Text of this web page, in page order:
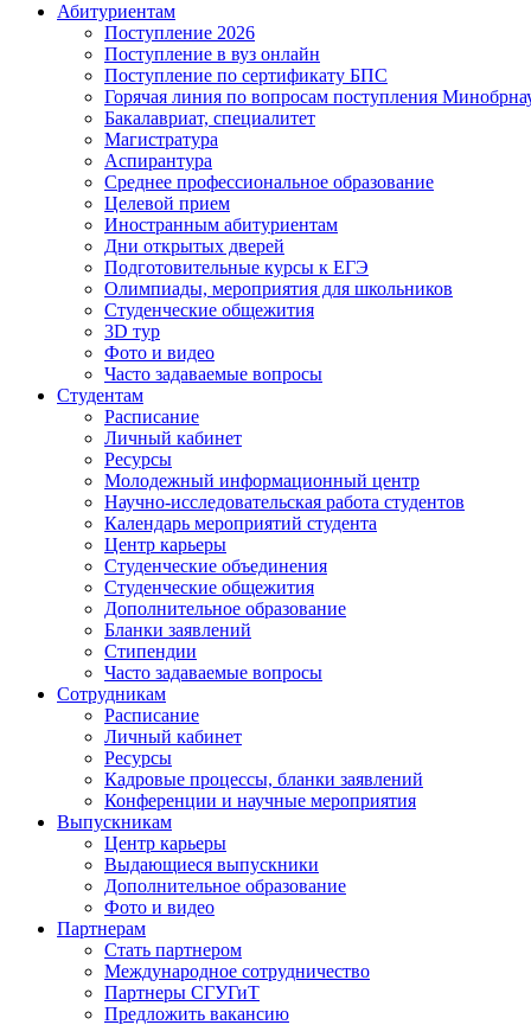
Абитуриентам
Поступление 2026
Поступление в вуз онлайн
Поступление по сертификату БПС
Горячая линия по вопросам поступления
Бакалавриат, специалитет
Магистратура
Аспирантура
Среднее профессиональное образование
Целевой прием
Иностранным абитуриентам
Дни открытых дверей
Подготовительные курсы к ЕГЭ
Олимпиады, мероприятия для школьников
Студенческие общежития
3D тур
Фото и видео
Часто задаваемые вопросы
Студентам
Расписание
Личный кабинет
Ресурсы
Молодежный информационный центр
Научно-исследовательская работа студентов
Календарь мероприятий студента
Центр карьеры
Студенческие объединения
Студенческие общежития
Дополнительное образование
Бланки заявлений
Стипендии
Часто задаваемые вопросы
Сотрудникам
Расписание
Личный кабинет
Ресурсы
Кадровые процессы, бланки заявлений
Конференции и научные мероприятия
Выпускникам
Центр карьеры
Выдающиеся выпускники
Дополнительное образование
Фото и видео
Партнерам
Стать партнером
Международное сотрудничество
Партнеры СГУГиТ
Предложить вакансию